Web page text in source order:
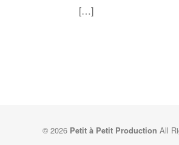
[…]
© 2026 Petit à Petit Production All